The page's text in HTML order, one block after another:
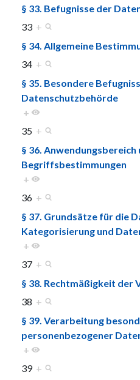
§ 33. Befugnisse der
33 +
§ 34. Allgemeine
34 +
§ 35. Besondere
Datenschutzbehörde
+
35 +
§ 36. Anwendungsbereich
Begriffsbestimmungen
+
36 +
§ 37. Grundsätze für die
Kategorisierung und
+
37 +
§ 38. Rechtmäßigkeit der
38 +
§ 39. Verarbeitung
personenbezogener
+
39 +